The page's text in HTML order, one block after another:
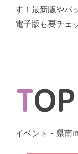
す！最新版やバ
電子版も要チェ
T
イベント・県南